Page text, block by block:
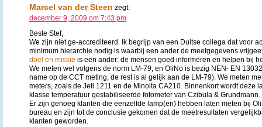
Marcel van der Steen zegt:
december 9, 2009 om 7:43 pm
Beste Stef,
We zijn niet ge-accrediteerd. Ik begrijp van een Duitse collega dat voor
minimum hierarchie nodig is waarbij een ander de meetgegevens
doel en missie is een ander: de mensen goed informeren en helpen bij
We meten wel volgens de norm LM-79, en OliNo is bezig NEN- EN
name op de CCT meting, de rest is al gelijk aan de LM-79). We meten
meters, zoals de Jeti 1211 en de Minolta CA210. Binnenkort wordt deze
klasse temperatuur gestabiliseerde fotometer van Czibula & Grundmann.
Er zijn genoeg klanten die eenzelfde lamp(en) hebben laten meten bij
bureau en zijn tot de conclusie gekomen dat de meetresultaten
klanten geworden.